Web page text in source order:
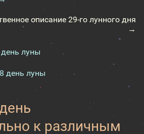
описание 29-го лунного дня
→
луны
день луны
к различным